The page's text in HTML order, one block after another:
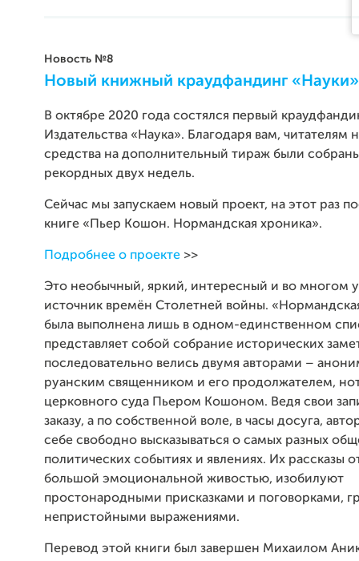
Новость №8
Новый книжный краудфандинг «Науки»
В октябре 2020 года состялся первый
Издательства «Наука». Благодаря вам, читателям
средства на дополнительный тираж были
рекордных двух недель.
Сейчас мы запускаем новый проект, на этот раз
книге «Пьер Кошон. Нормандская хроника».
Подробнее о проекте >>
Это необычный, яркий, интересный и во многом
источник времён Столетней войны.
была выполнена лишь в одном-единственном
представляет собой собрание исторических
последовательно велись двумя авторами –
руанским священником и его продолжателем,
церковного суда Пьером Кошоном. Ведя свои
заказу, а по собственной воле, в часы досуга,
себе свободно высказываться о самых разных
политических событиях и явлениях. Их рассказы
большой эмоциональной живостью, изобилуют
простонародными присказками и поговорками,
непристойными выражениями.
Перевод этой книги был завершен Михаилом